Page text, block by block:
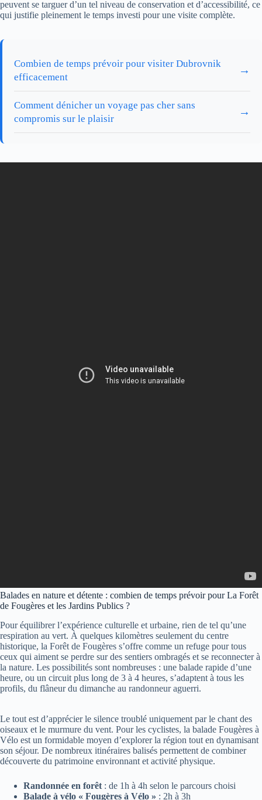
peuvent se targuer d’un tel niveau de conservation et d’accessibilité, ce
qui justifie pleinement le temps investi pour une visite complète.
Combien de temps prévoir pour visiter Dubrovnik
efficacement
→
Comment dénicher un voyage pas cher sans
compromis sur le plaisir
→
Balades en nature et détente : combien de temps prévoir pour La Forêt
de Fougères et les Jardins Publics ?
Pour équilibrer l’expérience culturelle et urbaine, rien de tel qu’une
respiration au vert. À quelques kilomètres seulement du centre
historique, la Forêt de Fougères s’offre comme un refuge pour tous
ceux qui aiment se perdre sur des sentiers ombragés et se reconnecter à
la nature. Les possibilités sont nombreuses : une balade rapide d’une
heure, ou un circuit plus long de 3 à 4 heures, s’adaptent à tous les
profils, du flâneur du dimanche au randonneur aguerri.
Le tout est d’apprécier le silence troublé uniquement par le chant des
oiseaux et le murmure du vent. Pour les cyclistes, la balade Fougères à
Vélo est un formidable moyen d’explorer la région tout en dynamisant
son séjour. De nombreux itinéraires balisés permettent de combiner
découverte du patrimoine environnant et activité physique.
Randonnée en forêt : de 1h à 4h selon le parcours choisi
Balade à vélo « Fougères à Vélo » : 2h à 3h